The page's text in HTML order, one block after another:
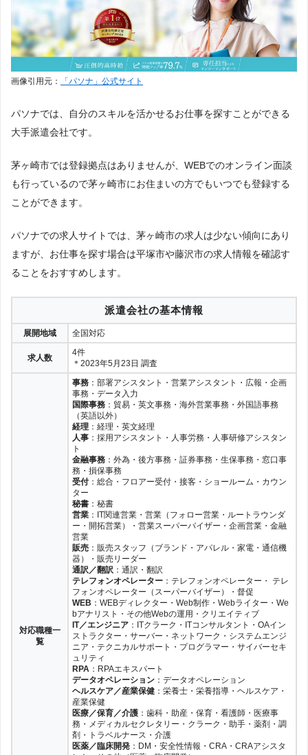
画像引用元： 「パソナ」公式サイト
パソナでは、自分のスキルを活かせるお仕事を探すことができる
大手派遣会社です。
茅ヶ崎市では登録拠点はありませんが、WEBでのオンライン面談
も行っているので茅ヶ崎市にお住まいの方でもいつでも登録する
ことができます。
パソナでの求人サイトでは、茅ヶ崎市の求人は少ない傾向にあり
ますが、お仕事を探す場合は平塚市や藤沢市の求人情報を確認す
ることをおすすめします。
派遣会社の基本情報
展開地域 全国対応
求人数
4件
＊2023年5月23日 調査
対応職種一
覧
事務 ：部署アシスタント・営業アシスタント・広報・企画
事務・データ入力
国際事務 ：貿易・英文事務・海外営業事務・外国語事務
（英語以外）
経理 ：経理・英文経理
人事 ：採用アシスタント・人事労務・人事研修アシスタン
ト
金融事務 ：外為・後方事務・証券事務・生保事務・窓口事
務・損保事務
受付：総合・フロアー受付・接客・ショールーム・カウン
ター
秘書 ：秘書
営業 ：IT関連営業・営業（フォロー営業・ルートラウンダ
ー・開拓営業）・営業スーパーバイザー・企画営業・金融
営業
販売 ：販売スタッフ（ブランド・アパレル・家電・通信機
器）・販売リーダー
通訳／翻訳 ：通訳・翻訳
テレフォンオペレーター ：テレフォンオペレーター・ テレ
フォンオペレーター（スーパーバイザー）・督促
WEB ：WEBディレクター・Web制作・Webライター・We
bアナリスト・その他Webの運用・クリエイティブ
IT／エンジニア ：ITクラーク・ITコンサルタント・OAイン
ストラクター・サーバー・ネットワーク・システムエンジ
ニア・テクニカルサポート・プログラマー・サイバーセキ
ュリティ
RPA ：RPAエキスパート
データオペレーション ：データオペレーション
ヘルスケア／産業保健 ：栄養士・栄養指導・ヘルスケア・
産業保健
医療／保育／介護 ：歯科・助産・保育・看護師・医療事
務・メディカルセクレタリー・クラーク・助手・薬剤・調
剤・トラベルナース・介護
医薬／臨床開発 ：DM・安全性情報・CRA・CRAアシスタ